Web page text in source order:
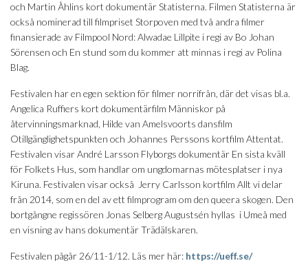
och Martin Åhlins kort dokumentär Statisterna. Filmen Statisterna är
också nominerad till filmpriset Storpoven med två andra filmer
finansierade av Filmpool Nord: Alwadae Lillpite i regi av Bo Johan
Sörensen och En stund som du kommer att minnas i regi av Polina
Blag.
Festivalen har en egen sektion för filmer norrifrån, där det visas bl.a.
Angelica Ruffiers kort dokumentärfilm Människor på
återvinningsmarknad, Hilde van Amelsvoorts dansfilm
Otillgänglighetspunkten och Johannes Perssons kortfilm Attentat.
Festivalen visar André Larsson Flyborgs dokumentär En sista kväll
för Folkets Hus, som handlar om ungdomarnas mötesplatser i nya
Kiruna. Festivalen visar också Jerry Carlsson kortfilm Allt vi delar
från 2014, som en del av ett filmprogram om den queera skogen. Den
bortgångne regissören Jonas Selberg Augustsén hyllas i Umeå med
en visning av hans dokumentär Trädälskaren.
Festivalen pågår 26/11-1/12. Läs mer här: https://ueff.se/